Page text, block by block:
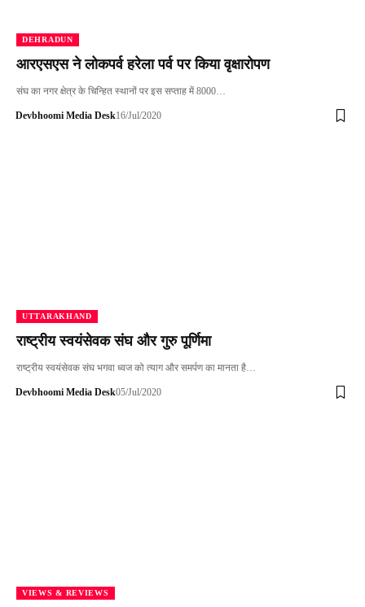
DEHRADUN
आरएसएस ने लोकपर्व हरेला पर्व पर किया वृक्षारोपण
संघ का नगर क्षेत्र के चिन्हित स्थानों पर इस सप्ताह में 8000…
Devbhoomi Media Desk16/Jul/2020
UTTARAKHAND
राष्ट्रीय स्वयंसेवक संघ और गुरु पूर्णिमा
राष्ट्रीय स्वयंसेवक संघ भगवा ध्वज को त्याग और समर्पण का मानता है…
Devbhoomi Media Desk05/Jul/2020
VIEWS & REVIEWS